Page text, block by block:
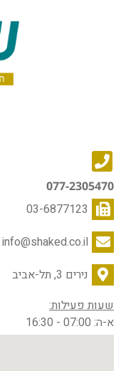
077-2305470
03-6877123
info@shaked.co.il
נירים 3, תל-אביב
שעות פעילות:
א-ה: 07:00 - 16:30